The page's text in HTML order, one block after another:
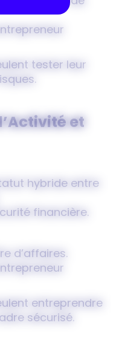
tester leur
et
hybride entre
financière.
d’affaires.
entreprendre
sécurisé.